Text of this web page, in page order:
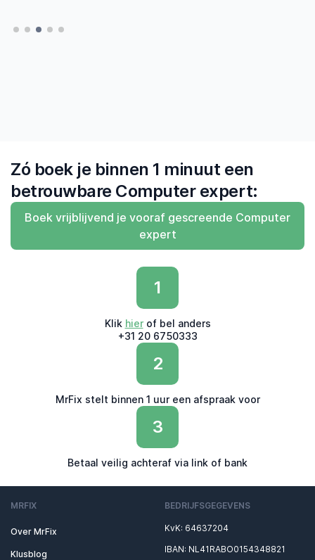
— Hatte, Delft
MrFix een vakman vindt die 'zegt wat hij doet
— Hatte, Delft
Zó boek je binnen 1 minuut een
betrouwbare Computer expert:
Boek vrijblijvend je vooraf gescreende Computer
expert
1
Klik hierof bel anders
+31 20 6750333
2
MrFix stelt binnen 1 uur een afspraak voor
3
Betaal veilig achteraf via link of bank
MRFIX
Over MrFix
Klusblog
BEDRIJFSGEGEVENS
KvK: 64637204
IBAN: NL41RABO0154348821